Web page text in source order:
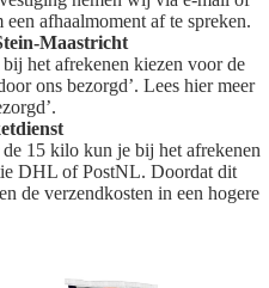
afhaalmoment af te spreken.
Maastricht
het afrekenen kiezen voor de
ons bezorgd’. Lees hiermeer
15 kilo kun je bij het afrekenen
DHL of PostNL. Doordat dit
de verzendkosten in een hogere